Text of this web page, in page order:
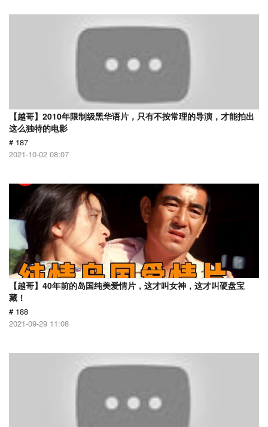
【越哥】2010年限制级黑华语片，只有不按常理的导演，才能拍出
这么独特的电影
# 187
2021-10-02 08:07
【越哥】40年前的岛国纯美爱情片，这才叫女神，这才叫硬盘宝
藏！
# 188
2021-09-29 11:08